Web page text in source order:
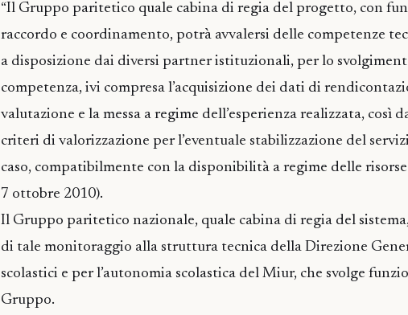
“Il Gruppo paritetico quale cabina di regia del progetto, con
raccordo e coordinamento, potrà avvalersi delle competenze
a disposizione dai diversi partner istituzionali, per lo
competenza, ivi compresa l’acquisizione dei dati di
valutazione e la messa a regime dell’esperienza realizzata, così
criteri di valorizzazione per l’eventuale stabilizzazione del
caso, compatibilmente con la disponibilità a regime delle
7 ottobre 2010).
Il Gruppo paritetico nazionale, quale cabina di regia del
di tale monitoraggio alla struttura tecnica della Direzione
scolastici e per l’autonomia scolastica del Miur, che svolge
Gruppo.